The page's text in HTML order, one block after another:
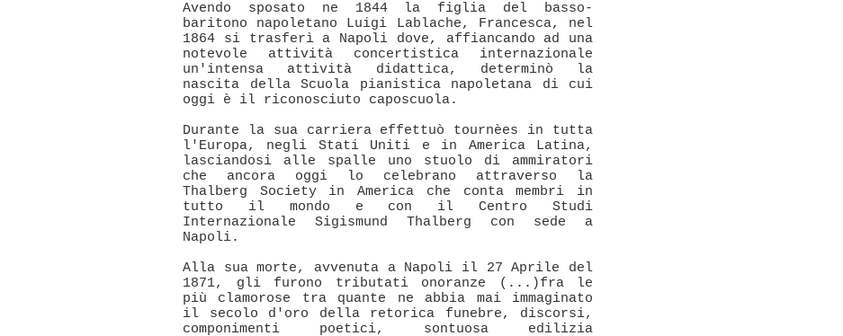
Avendo sposato ne 1844 la figlia del basso-
baritono napoletano Luigi Lablache, Francesca, nel
1864 si trasferì a Napoli dove, affiancando ad una
notevole attività concertistica internazionale
un'intensa attività didattica, determinò la
nascita della Scuola pianistica napoletana di cui
oggi è il riconosciuto caposcuola.
Durante la sua carriera effettuò tournèes in tutta
l'Europa, negli Stati Uniti e in America Latina,
lasciandosi alle spalle uno stuolo di ammiratori
che ancora oggi lo celebrano attraverso la
Thalberg Society in America che conta membri in
tutto il mondo e con il Centro Studi
Internazionale Sigismund Thalberg con sede a
Napoli.
Alla sua morte, avvenuta a Napoli il 27 Aprile del
1871, gli furono tributati onoranze (...)fra le
più clamorose tra quante ne abbia mai immaginato
il secolo d'oro della retorica funebre, discorsi,
componimenti poetici, sontuosa edilizia